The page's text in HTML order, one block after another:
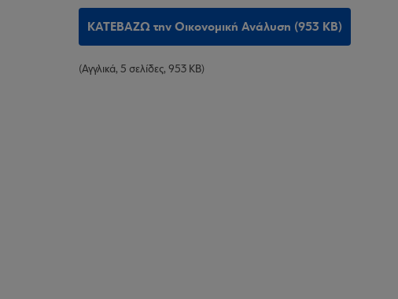
ΚΑΤΕΒΑΖΩ την Οικονομική Ανάλυση (953 KB)
(Αγγλικά, 5 σελίδες, 953 KB)